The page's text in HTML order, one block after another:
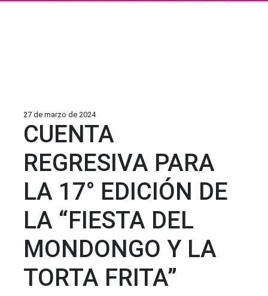
27 de marzo de 2024
CUENTA
REGRESIVA PARA
LA 17° EDICIÓN DE
LA “FIESTA DEL
MONDONGO Y LA
TORTA FRITA”